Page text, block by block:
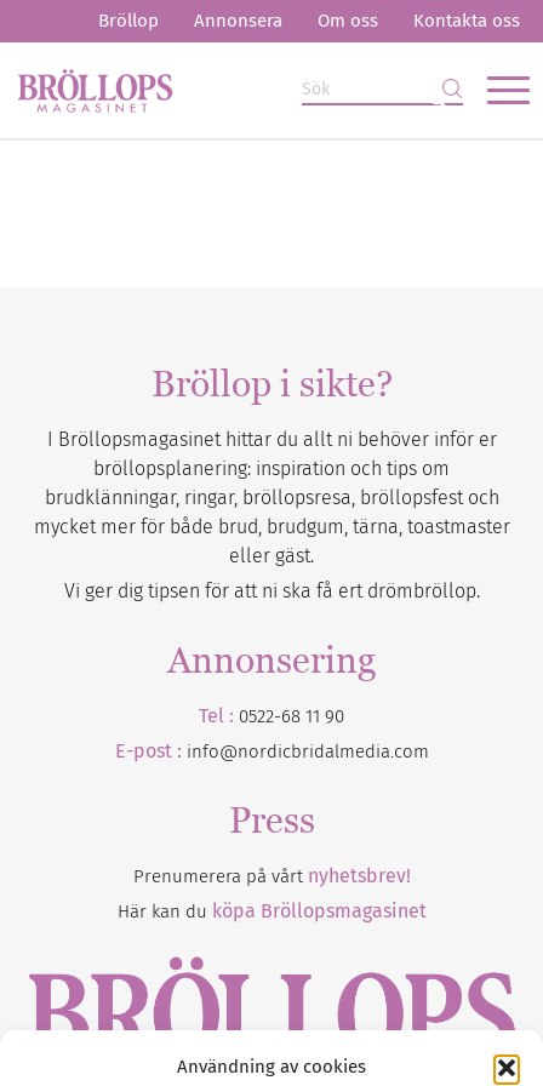
Användning av cookies
Bröllop Annonsera Om oss Kontakta oss
Bröllop i sikte?
I Bröllopsmagasinet hittar du allt ni behöver inför er
bröllopsplanering: inspiration och tips om
brudklänningar, ringar, bröllopsresa, bröllopsfest och
mycket mer för både brud, brudgum, tärna, toastmaster
eller gäst.
Vi ger dig tipsen för att ni ska få ert drömbröllop.
Annonsering
Tel : 0522-68 11 90
E-post : info@nordicbridalmedia.com
Press
Prenumerera på vårt nyhetsbrev!
Här kan du köpa Bröllopsmagasinet